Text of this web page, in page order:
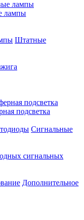
лампы
Штатные
подсветка
Cигнальные
сигнальных
Дополнительное